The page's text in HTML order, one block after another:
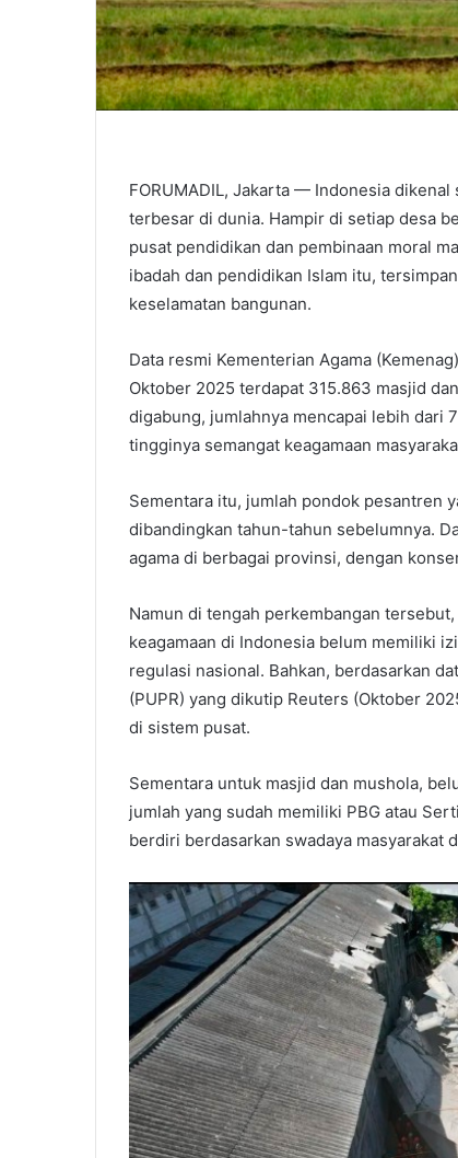
FORUMADIL, Jakarta — Indonesia
terbesar di dunia. Hampir di setiap desa
pusat pendidikan dan pembinaan moral
ibadah dan pendidikan Islam itu,
keselamatan bangunan.
Data resmi Kementerian Agama
Oktober 2025 terdapat 315.863 masjid
digabung, jumlahnya mencapai lebih dari
tingginya semangat keagamaan
Sementara itu, jumlah pondok pesantren
dibandingkan tahun-tahun sebelumnya.
agama di berbagai provinsi, dengan
Namun di tengah perkembangan
keagamaan di Indonesia belum memiliki
regulasi nasional. Bahkan, berdasarkan
(PUPR) yang dikutip Reuters (Oktober
di sistem pusat.
Sementara untuk masjid dan mushola,
jumlah yang sudah memiliki PBG atau
berdiri berdasarkan swadaya masyarakat